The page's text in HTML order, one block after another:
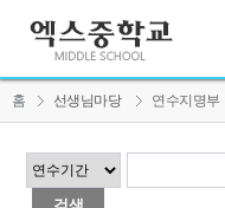
홈 선생님마당 연수지명부